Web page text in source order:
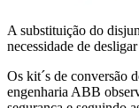
A substituição do
necessidade de
Os kit´s de conversão
engenharia ABB